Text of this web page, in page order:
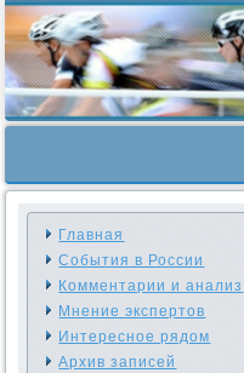
Главная
События в России
Комментарии и анализ
Мнение экспертов
Интересное рядом
Архив записей